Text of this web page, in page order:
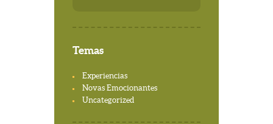
Temas
Experiencias
Novas Emocionantes
Uncategorized